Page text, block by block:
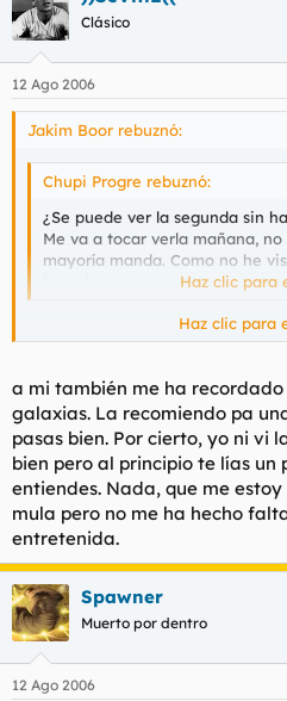
Clásico
12 Ago 2006
Jakim Boor rebuznó:
Chupi Progre rebuznó:
¿Se puede ver la segunda sin
Me va a tocar verla mañana,
mayoría manda. Como no he
Haz clic para
Sólo tienes que saber que hay
el otro gilipollas que no me
Haz clic para
a mi también me ha
galaxias. La recomiendo pa
pasas bien. Por cierto, yo ni vi
bien pero al principio te lías un
entiendes. Nada, que me
mula pero no me ha hecho
entretenida.
Spawner
Muerto por dentro
12 Ago 2006